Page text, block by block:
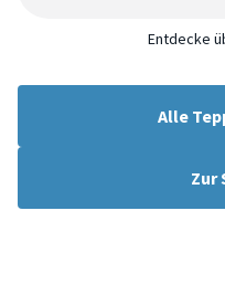
Entdecke
Alle
Zur